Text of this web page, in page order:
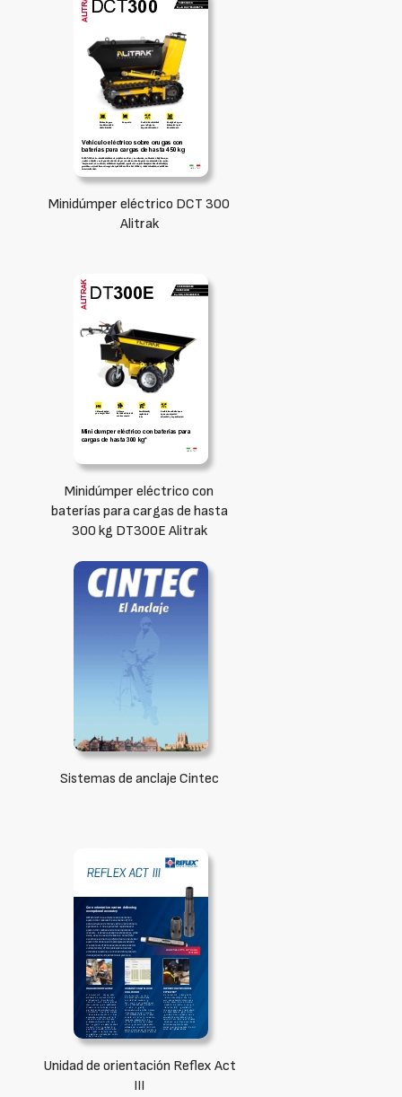
Minidúmper eléctrico DCT 300
Alitrak
Minidúmper eléctrico con
baterías para cargas de hasta
300 kg DT300E Alitrak
Sistemas de anclaje Cintec
Unidad de orientación Reflex Act
III